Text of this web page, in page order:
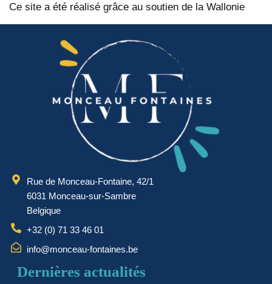
Ce site a été réalisé grâce au soutien de la Wallonie
Rue de Monceau-Fontaine, 42/1
6031 Monceau-sur-Sambre
Belgique
+32 (0) 71 33 46 01
info@monceau-fontaines.be
Dernières actualités